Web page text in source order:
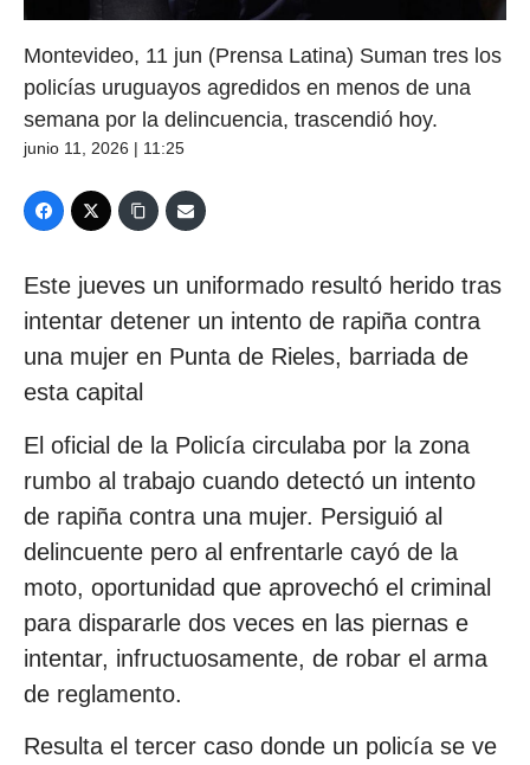
Montevideo, 11 jun (Prensa Latina) Suman tres los
policías uruguayos agredidos en menos de una
semana por la delincuencia, trascendió hoy.
junio 11, 2026 | 11:25
Este jueves un uniformado resultó herido tras
intentar detener un intento de rapiña contra
una mujer en Punta de Rieles, barriada de
esta capital
El oficial de la Policía circulaba por la zona
rumbo al trabajo cuando detectó un intento
de rapiña contra una mujer. Persiguió al
delincuente pero al enfrentarle cayó de la
moto, oportunidad que aprovechó el criminal
para dispararle dos veces en las piernas e
intentar, infructuosamente, de robar el arma
de reglamento.
Resulta el tercer caso donde un policía se ve